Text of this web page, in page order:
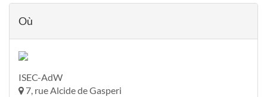
Où
ISEC-AdW
7, rue Alcide de Gasperi